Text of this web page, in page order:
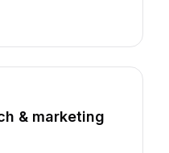
& marketing